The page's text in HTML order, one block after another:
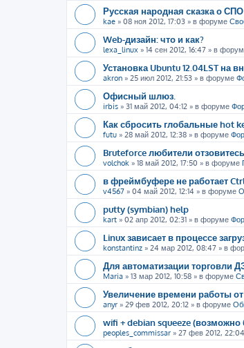
Русская народная сказка о СПО
kae » 08 ноя 2012, 17:03 » в форуме
Web-дизайн: что и как?
lexa_linux » 14 сен 2012, 16:47 » в
Установка Ubuntu 12.04LST на
akron » 25 июл 2012, 21:53 » в форуме
Офисный шлюз.
irbis » 31 май 2012, 04:12 » в форуме
Как сбросить глобальные hot
futu » 28 май 2012, 12:38 » в форуме
Bruteforce любители отзовитесь
volchok » 18 май 2012, 17:50 » в форуме
в фреймбуфере не работает
v4567 » 04 май 2012, 12:14 » в форуме
putty (symbian) help
kart » 02 апр 2012, 02:31 » в форуме
Linux зависает в процессе
konstantinz » 24 мар 2012, 08:47 » в
Для автоматизации торговли
Maria » 13 мар 2012, 10:58 » в форуме
Увеличение времени работы от
anyr » 29 фев 2012, 20:12 » в форуме
wifi + debian squeeze
peoples_commissar » 27 фев 2012, 22:04